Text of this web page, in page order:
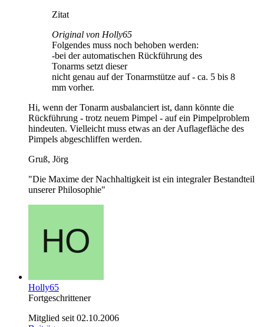
Zitat
Original von Holly65
Folgendes muss noch behoben werden:
-bei der automatischen Rückführung des
Tonarms setzt dieser
nicht genau auf der Tonarmstütze auf - ca. 5 bis 8
mm vorher.
Hi, wenn der Tonarm ausbalanciert ist, dann könnte die
Rückführung - trotz neuem Pimpel - auf ein Pimpelproblem
hindeuten. Vielleicht muss etwas an der Auflagefläche des
Pimpels abgeschliffen werden.
Gruß, Jörg
"Die Maxime der Nachhaltigkeit ist ein integraler Bestandteil
unserer Philosophie"
Holly65
Fortgeschrittener
Mitglied seit 02.10.2006